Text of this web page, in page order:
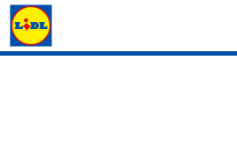
Lidl katalog